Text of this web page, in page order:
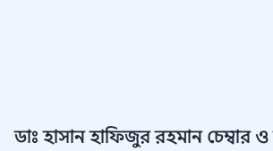
ডাঃ হাসান হাফিজুর রহমান চেম্বার ও